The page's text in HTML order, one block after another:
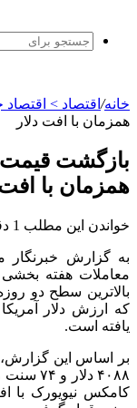
خانه/ اقتصاد >
همزمان با افت دلار
همزمان با افت
خواندن این مطلب 1 دقیقه زمان میبرد
به گزارش خبرنگار
معاملات هفته
بالاترین سطح دو
که ارزش دلار
یافته است.
۴۰۸۸